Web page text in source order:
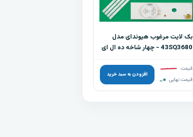
بک لایت مرغوب هیوندای مدل
43SQ3680 - چهار شاخه ده ال ای
قیمت ۱.۲۵۰.۰۰۰
تومان
قیمت نهایی
۱.۱۳۰.۰۰۰ تومان
افزودن به سبد خرید